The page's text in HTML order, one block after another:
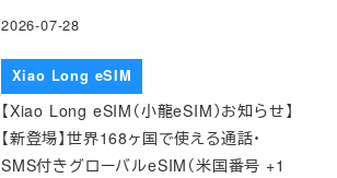
2026-07-28
Xiao Long eSIM
【Xiao Long eSIM（小龍eSIM）お知らせ】
【新登場】世界168ヶ国で使える通話・
SMS付きグローバルeSIM（米国番号 +1